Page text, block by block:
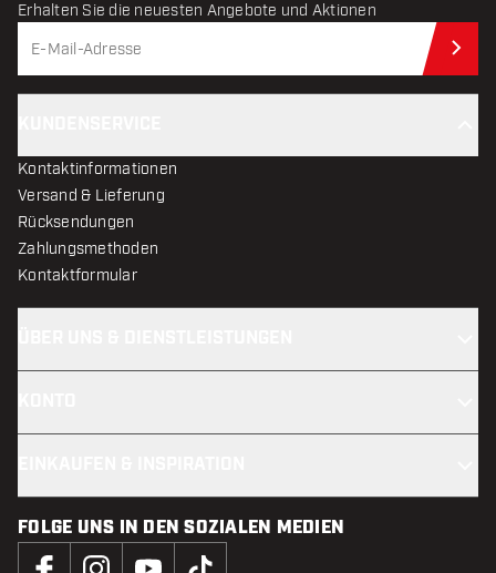
Erhalten Sie die neuesten Angebote und Aktionen
Kontaktinformationen
Versand & Lieferung
Rücksendungen
Zahlungsmethoden
Kontaktformular
FOLGE UNS IN DEN SOZIALEN MEDIEN